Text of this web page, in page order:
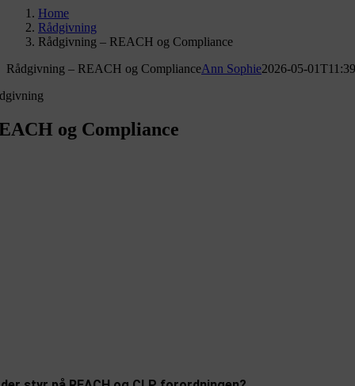
Home
Rådgivning
Rådgivning – REACH og Compliance
Rådgivning – REACH og ComplianceAnn Sophie2026-05-
og Compliance